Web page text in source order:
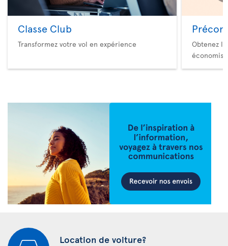
Classe Club
Transformez votre vol en expérience
Obtenez
Location de voiture?